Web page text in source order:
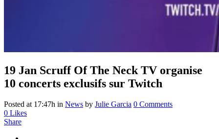
19 Jan Scruff Of The Neck TV organise
10 concerts exclusifs sur Twitch
Posted at 17:47h in News by Julie Garcia 0 Comments
0 Likes
Share